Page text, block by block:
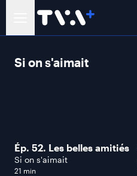
Si on s'aimait
Ép. 52. Les belles amitiés
Si on s'aimait
21 min